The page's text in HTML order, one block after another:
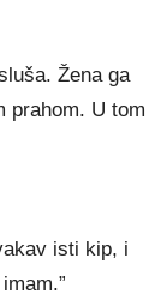
Žena ga
prahom. U tom
isti kip, i